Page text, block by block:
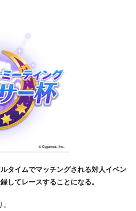
タイムでマッチングされる対人イベン
してレースすることになる。